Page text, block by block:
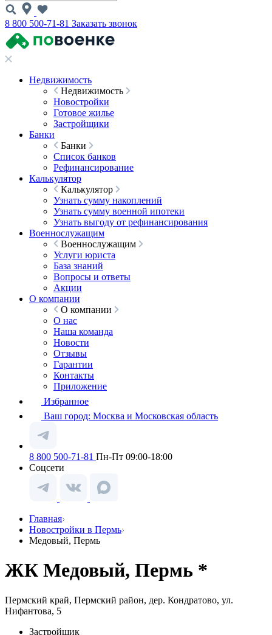
8 800 500-71-81 Заказать звонок
Недвижимость
Недвижимость
Новостройки
Готовое жилье
Застройщики
Банки
Банки
Список банков
Рефинансирование
Калькулятор
Калькулятор
Узнать сумму накоплений
Узнать сумму военной ипотеки
Узнать выгоду от рефинансирования
Военнослужащим
Военнослужащим
Услуги юриста
База знаний
Вопросы и ответы
Акции
О компании
О компании
О нас
Наша команда
Новости
Отзывы
Гарантии
Контакты
Приложение
Избранное
Ваш город: Москва и Московская область
8 800 500-71-81 Пн-Пт 09:00-18:00
Соцсети
Главная
Новостройки в Пермь
Медовый, Пермь
ЖК Медовый, Пермь *
Пермский край, Пермский район, дер. Кондратово, ул.
Нифантова, 5
Застройщик